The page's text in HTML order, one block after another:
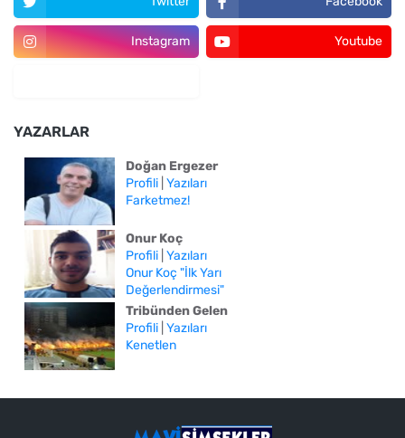
Instagram Youtube
YAZARLAR
Doğan Ergezer
Profili Yazıları
Farketmez!
Onur Koç
Profili Yazıları
Onur Koç "İlk Yarı
Değerlendirmesi"
Tribünden Gelen
Profili Yazıları
Kenetlen